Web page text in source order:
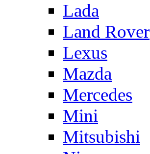
Lada
Land Rover
Lexus
Mazda
Mercedes
Mini
Mitsubishi